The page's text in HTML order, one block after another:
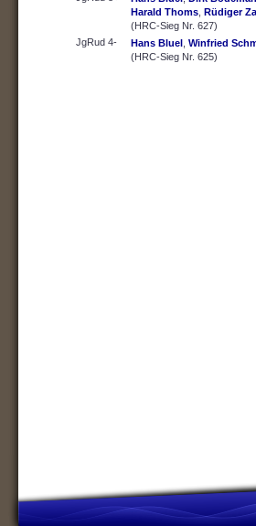
Harald Thoms Rüdiger
(HRC-Sieg Nr. 627)
JgRud 4-
Hans Bluel Winfried
(HRC-Sieg Nr. 625)